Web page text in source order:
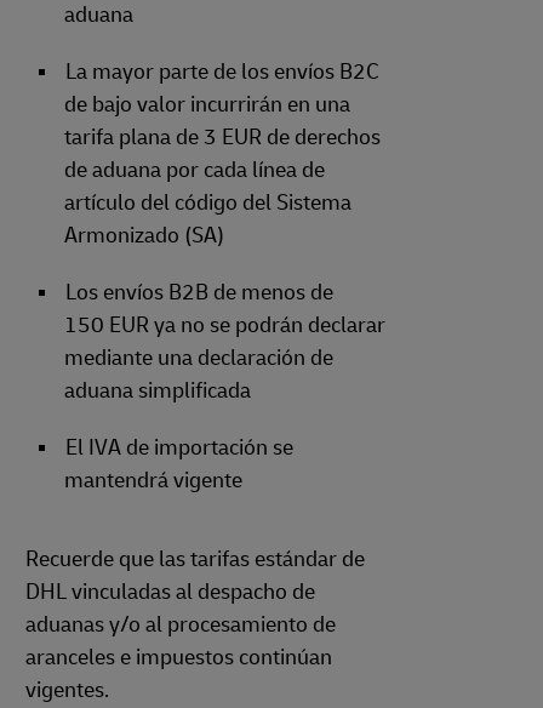
aduana
La mayor parte de los envíos B2C
de bajo valor incurrirán en una
tarifa plana de 3 EUR de derechos
de aduana por cada línea de
artículo del código del Sistema
Armonizado (SA)
Los envíos B2B de menos de
150 EUR ya no se podrán declarar
mediante una declaración de
aduana simplificada
El IVA de importación se
mantendrá vigente
Recuerde que las tarifas estándar de
DHL vinculadas al despacho de
aduanas y/o al procesamiento de
aranceles e impuestos continúan
vigentes.